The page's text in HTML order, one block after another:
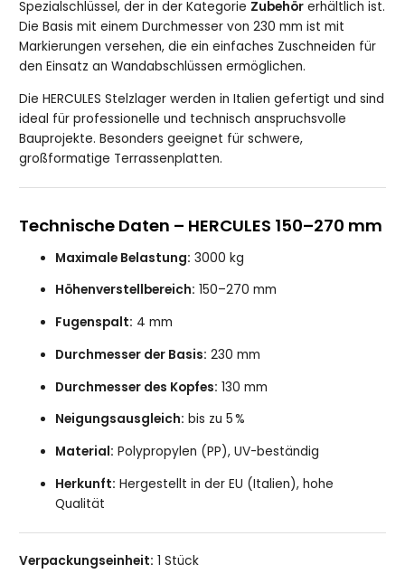
Spezialschlüssel, der in der Kategorie Zubehör erhältlich ist.
Die Basis mit einem Durchmesser von 230 mm ist mit
Markierungen versehen, die ein einfaches Zuschneiden für
den Einsatz an Wandabschlüssen ermöglichen.
Die HERCULES Stelzlager werden in Italien gefertigt und sind
ideal für professionelle und technisch anspruchsvolle
Bauprojekte. Besonders geeignet für schwere,
großformatige Terrassenplatten.
Technische Daten – HERCULES 150–270 mm
Maximale Belastung: 3000 kg
Höhenverstellbereich: 150–270 mm
Fugenspalt: 4 mm
Durchmesser der Basis: 230 mm
Durchmesser des Kopfes: 130 mm
Neigungsausgleich: bis zu 5 %
Material: Polypropylen (PP), UV-beständig
Herkunft: Hergestellt in der EU (Italien), hohe
Qualität
Verpackungseinheit: 1 Stück